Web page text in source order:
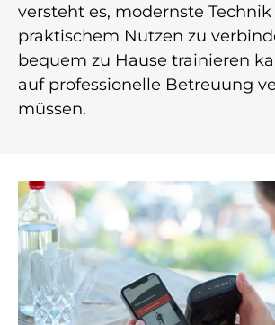
versteht es, modernste
praktischem Nutzen zu
bequem zu Hause trainieren
auf professionelle Betreuung
müssen.